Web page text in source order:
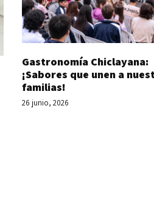
Gastronomía Chiclayana:
¡Sabores que unen a
familias!
26 junio, 2026